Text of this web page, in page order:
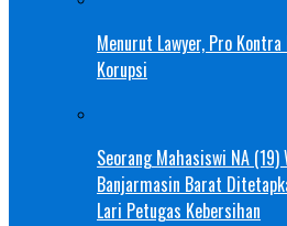
Menurut Lawyer, Pro
Korupsi
Seorang Mahasiswi NA
Banjarmasin Barat
Lari Petugas Kebersihan